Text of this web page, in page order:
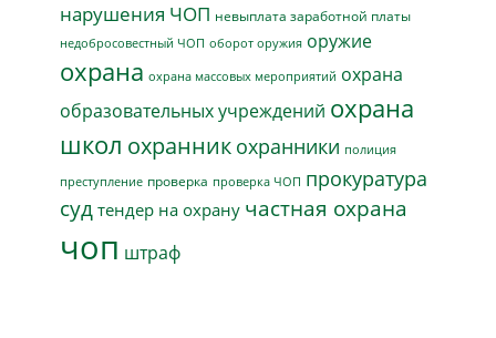
нарушения ЧОП невыплата заработной платы
недобросовестный ЧОП оборот оружия оружие
охрана охрана массовых мероприятий охрана
образовательных учреждений охрана
школ охранник охранники полиция
преступление проверка проверка ЧОП прокуратура
суд тендер на охрану частная охрана
чоп штраф